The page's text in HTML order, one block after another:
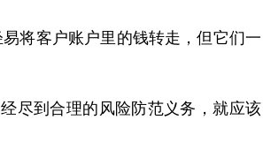
将客户账户里的钱转走，但它们一
尽到合理的风险防范义务，就应该